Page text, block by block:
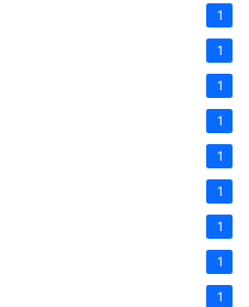
1
1
1
1
1
1
1
1
1